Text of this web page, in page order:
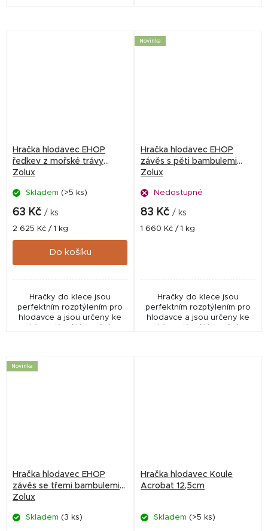
Hračka hlodavec EHOP
ředkev z mořské trávy
Zolux
Skladem (>5 ks)
63 Kč / ks
Měrná
cena:
2 625 Kč / 1 kg
Do košíku
Hračky do klece jsou
perfektním rozptýlením pro
hlodavce a jsou určeny ke
hře, cvičení i kousání.
Novinka
Hračka hlodavec EHOP
závěs s pěti bambulemi
Zolux
Nedostupné
83 Kč / ks
Měrná
1 660 Kč / 1 kg
Hračky do klece jsou
perfektním rozptýlením pro
hlodavce a jsou určeny ke
hře, cvičení i kousání.
Novinka
Hračka hlodavec EHOP
závěs se třemi bambulemi
Zolux
Skladem (3 ks)
Hračka hlodavec Koule
Acrobat 12,5cm
Skladem (>5 ks)